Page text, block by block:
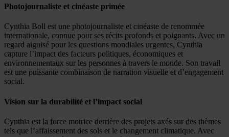
Photojournaliste et cinéaste primée
Cynthia Boll est une photojournaliste et cinéaste de renommée
internationale, connue pour ses récits profonds et poignants. Avec un
regard aiguisé pour les questions mondiales urgentes, Cynthia
capture l’impact des facteurs politiques, économiques et
environnementaux sur les personnes à travers le monde. Son travail
est une puissante combinaison de narration visuelle et d’engagement
social.
Vision sur la durabilité et l’impact social
Cynthia est la force motrice derrière des projets axés sur des thèmes
tels que l’affaissement des sols et le changement climatique. Avec